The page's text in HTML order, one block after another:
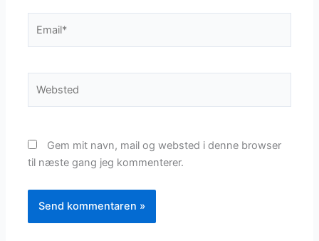
Gem mit navn, mail og websted i denne browser
til næste gang jeg kommenterer.